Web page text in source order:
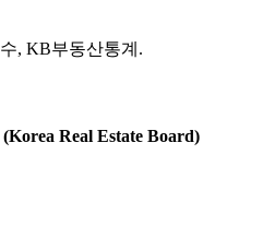
, KB부동산통계.
Real Estate Board)